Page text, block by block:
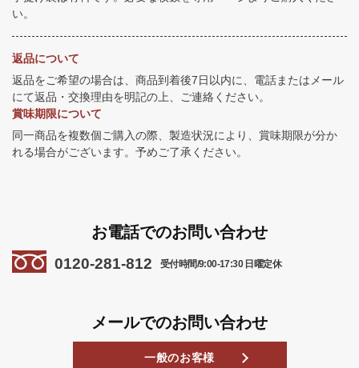
い。
返品について
返品をご希望の場合は、商品到着後7日以内に、電話またはメール
にて返品・交換理由を明記の上、ご連絡ください。
賞味期限について
同一商品を複数個ご購入の際、製造状況により、賞味期限が分か
れる場合がございます。予めご了承ください。
お電話でのお問い合わせ
0120-281-812 受付時間/9:00-17:30 日曜定休
メールでのお問い合わせ
一般のお客様